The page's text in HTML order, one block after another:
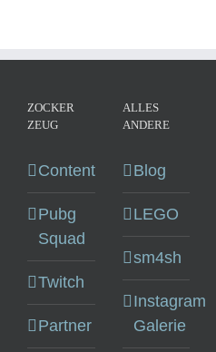
ZOCKER
ZEUG
Content
Pubg
Squad
Twitch
Partner
ALLES
ANDERE
Blog
LEGO
sm4sh
Instagram
Galerie